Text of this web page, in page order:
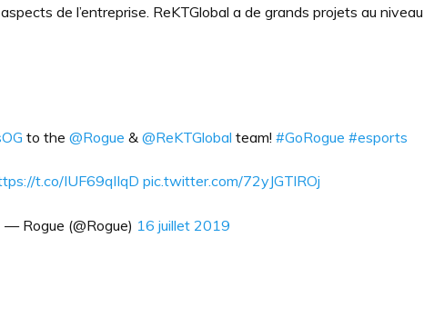
de l’entreprise. ReKTGlobal a de grands projets au niveau
to the @Rogue & @ReKTGlobal team! #GoRogue #esports
t.co/IUF69qlIqD pic.twitter.com/72yJGTlROj
— Rogue (@Rogue) 16 juillet 2019